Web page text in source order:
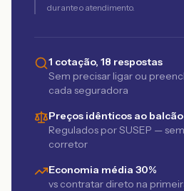
durante o atendimento.
1 cotação, 18 respostas
Sem precisar ligar ou
cada seguradora
Preços idênticos ao balcão
Regulados por SUSEP —
corretor
Economia média 30%
vs contratar direto na